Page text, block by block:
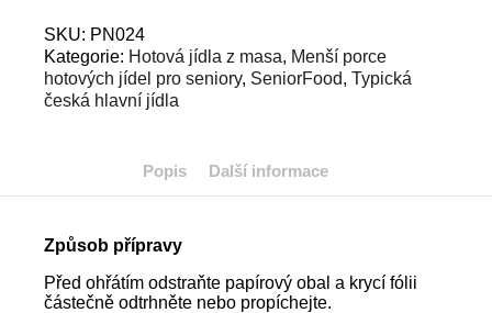
SKU: PN024
Kategorie: Hotová jídla z masa, Menší porce
hotových jídel pro seniory, SeniorFood, Typická
česká hlavní jídla
Popis Další informace
Způsob přípravy
Před ohřátím odstraňte papírový obal a krycí fólii
částečně odtrhněte nebo propíchejte.